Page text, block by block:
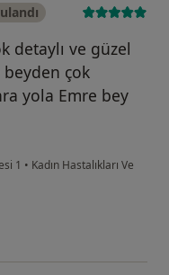
detaylı ve güzel
beyden çok
yola Emre bey
1 • Kadın Hastalıkları Ve